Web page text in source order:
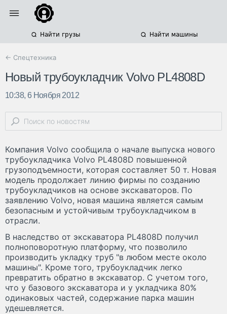
Найти грузы Найти машины
← Спецтехника
Новый трубоукладчик Volvo PL4808D
10:38, 6 Ноября 2012
Компания Volvo сообщила о начале выпуска нового
трубоукладчика Volvo PL4808D повышенной
грузоподъемности, которая составляет 50 т. Новая
модель продолжает линию фирмы по созданию
трубоукладчиков на основе экскаваторов. По
заявлению Volvo, новая машина является самым
безопасным и устойчивым трубоукладчиком в
отрасли.
В наследство от экскаватора PL4808D получил
полноповоротную платформу, что позволило
производить укладку труб "в любом месте около
машины". Кроме того, трубоукладчик легко
превратить обратно в экскаватор. С учетом того,
что у базового экскаватора и у укладчика 80%
одинаковых частей, содержание парка машин
удешевляется.